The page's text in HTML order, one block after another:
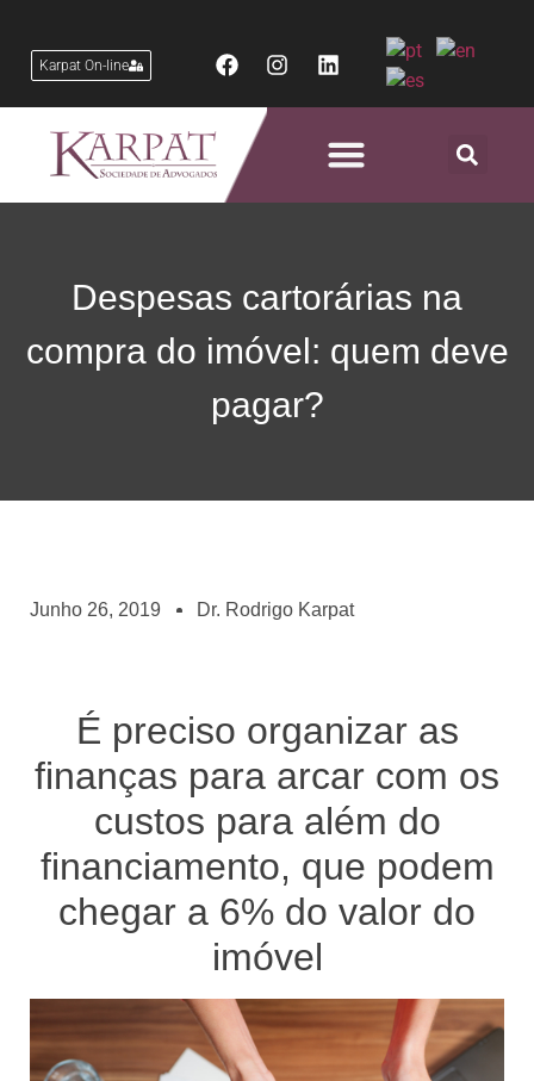
Karpat On-line
Despesas cartorárias na
compra do imóvel: quem deve
pagar?
Junho 26, 2019 Dr. Rodrigo Karpat
É preciso organizar as
finanças para arcar com os
custos para além do
financiamento, que podem
chegar a 6% do valor do
imóvel